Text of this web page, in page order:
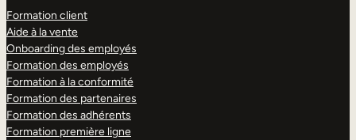
Formation client
Aide à la vente
Onboarding des employés
Formation des employés
Formation à la conformité
Formation des partenaires
Formation des adhérents
Formation première ligne